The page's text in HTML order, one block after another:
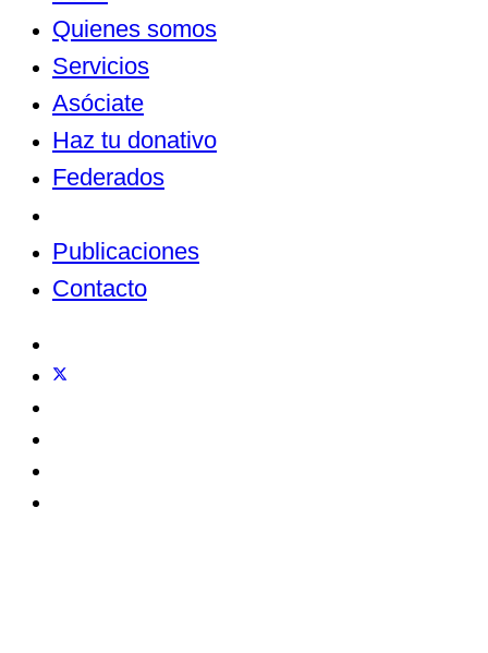
Quienes somos
Servicios
Asóciate
Haz tu donativo
Federados
Publicaciones
Contacto